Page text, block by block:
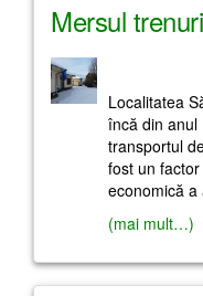
Mersul
Localitatea
încă din anul
transportul
fost un
economică a
(mai mult…)